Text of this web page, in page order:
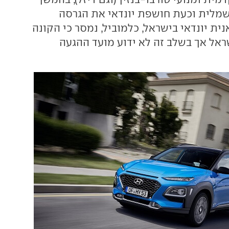
וכעת חושפת יונדאי את הגרסה
יונדאי בישראל, כלמוביל, נמסר כי הקונה
אך בשלב זה לא ידוע מועד ההגעה